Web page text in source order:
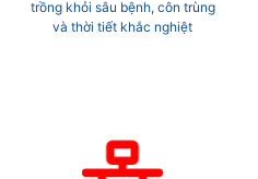
trồng khỏi sâu bệnh, côn trùng
và thời tiết khắc nghiệt